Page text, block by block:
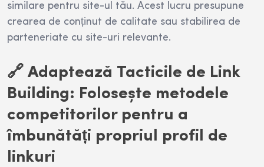
similare pentru site-ul tău. Acest lucru presupune
crearea de conținut de calitate sau stabilirea de
parteneriate cu site-uri relevante.
🔗 Adaptează Tacticile de Link
Building: Folosește metodele
competitorilor pentru a
îmbunătăți propriul profil de
linkuri